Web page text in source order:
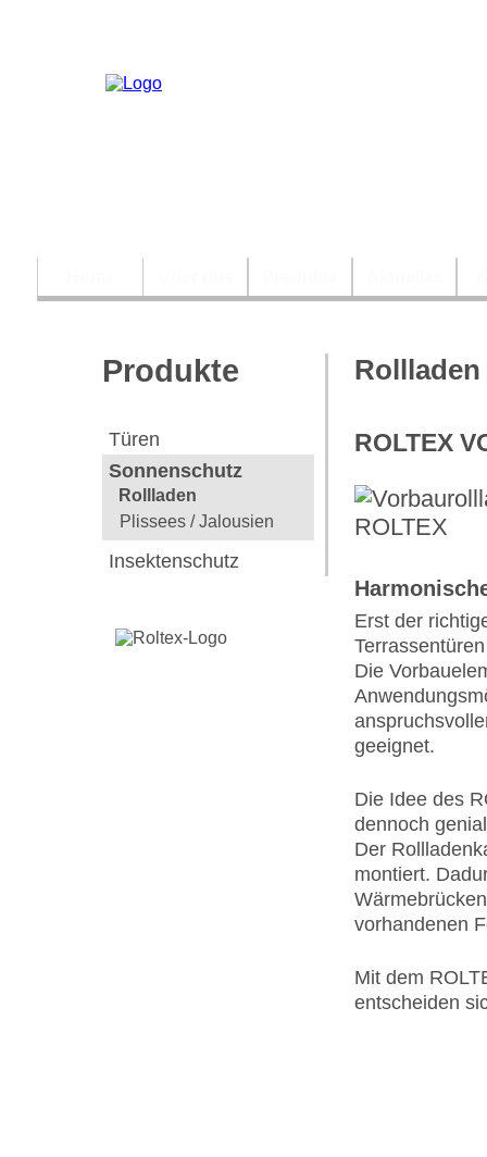
Produkte
Türen
Sonnenschutz
Rollladen
Plissees / Jalousien
Insektenschutz
Rollladen
ROLTEX
Erst der
Die
geeignet.
Die Idee des
dennoch
Der
montiert.
vorhandenen
Mit dem
entscheiden